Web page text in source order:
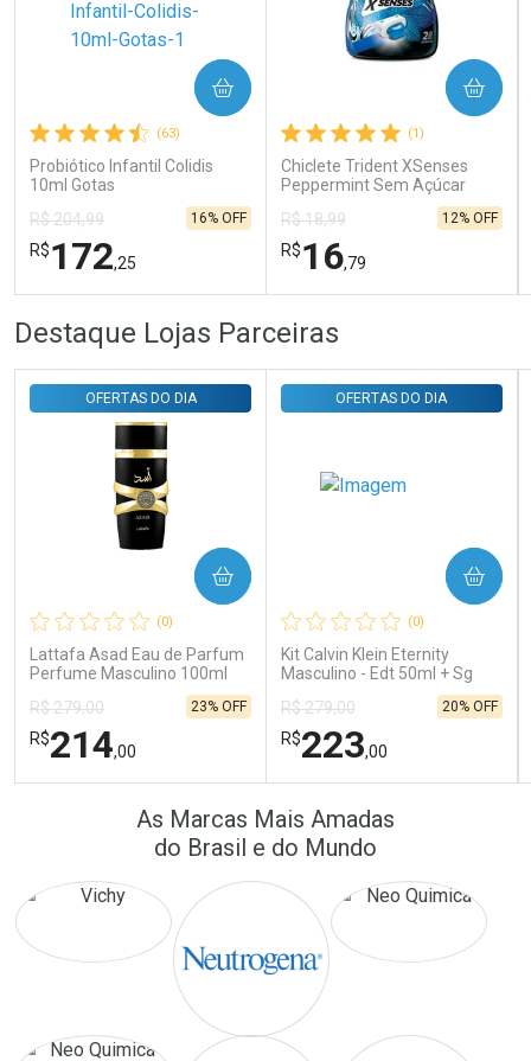
Comprar sem Desconto
Por R$ 29,30/cada
Comprar sem Desconto
Por R$ 29,30/cada
(63)
Probiótico Infantil Colidis
10ml Gotas
R$ 204,99
R$172,25
16% OFF
COMPRAR
FECHAR
Laboratório
Comprar sem Desconto
Por R$ 172,25/cada
FECHAR
Por Menos
Comprar sem Desconto
Por R$ 172,25/cada
(1)
Chiclete Trident XSenses
Peppermint Sem Açúcar
R$ 18,99
R$16,79
12% OFF
COMPRAR
Comprar sem Desconto
Por R$ 16,79/cada
Comprar sem Desconto
Por R$ 16,79/cada
Destaque Lojas Parceiras
(0)
Lattafa Asad Eau de Parfum
Perfume Masculino 100ml
OFERTAS DO DIA
R$ 279,00
R$214,00
23% OFF
COMPRAR
FECHAR
FECHAR
Por Menos
(0)
Kit Calvin Klein Eternity
Masculino - Edt 50ml + Sg
OFERTAS DO DIA
R$ 279,00
R$223,00
20% OFF
COMPRAR
Laboratório
Por Menos
As Marcas Mais Amadas
do Brasil e do Mundo